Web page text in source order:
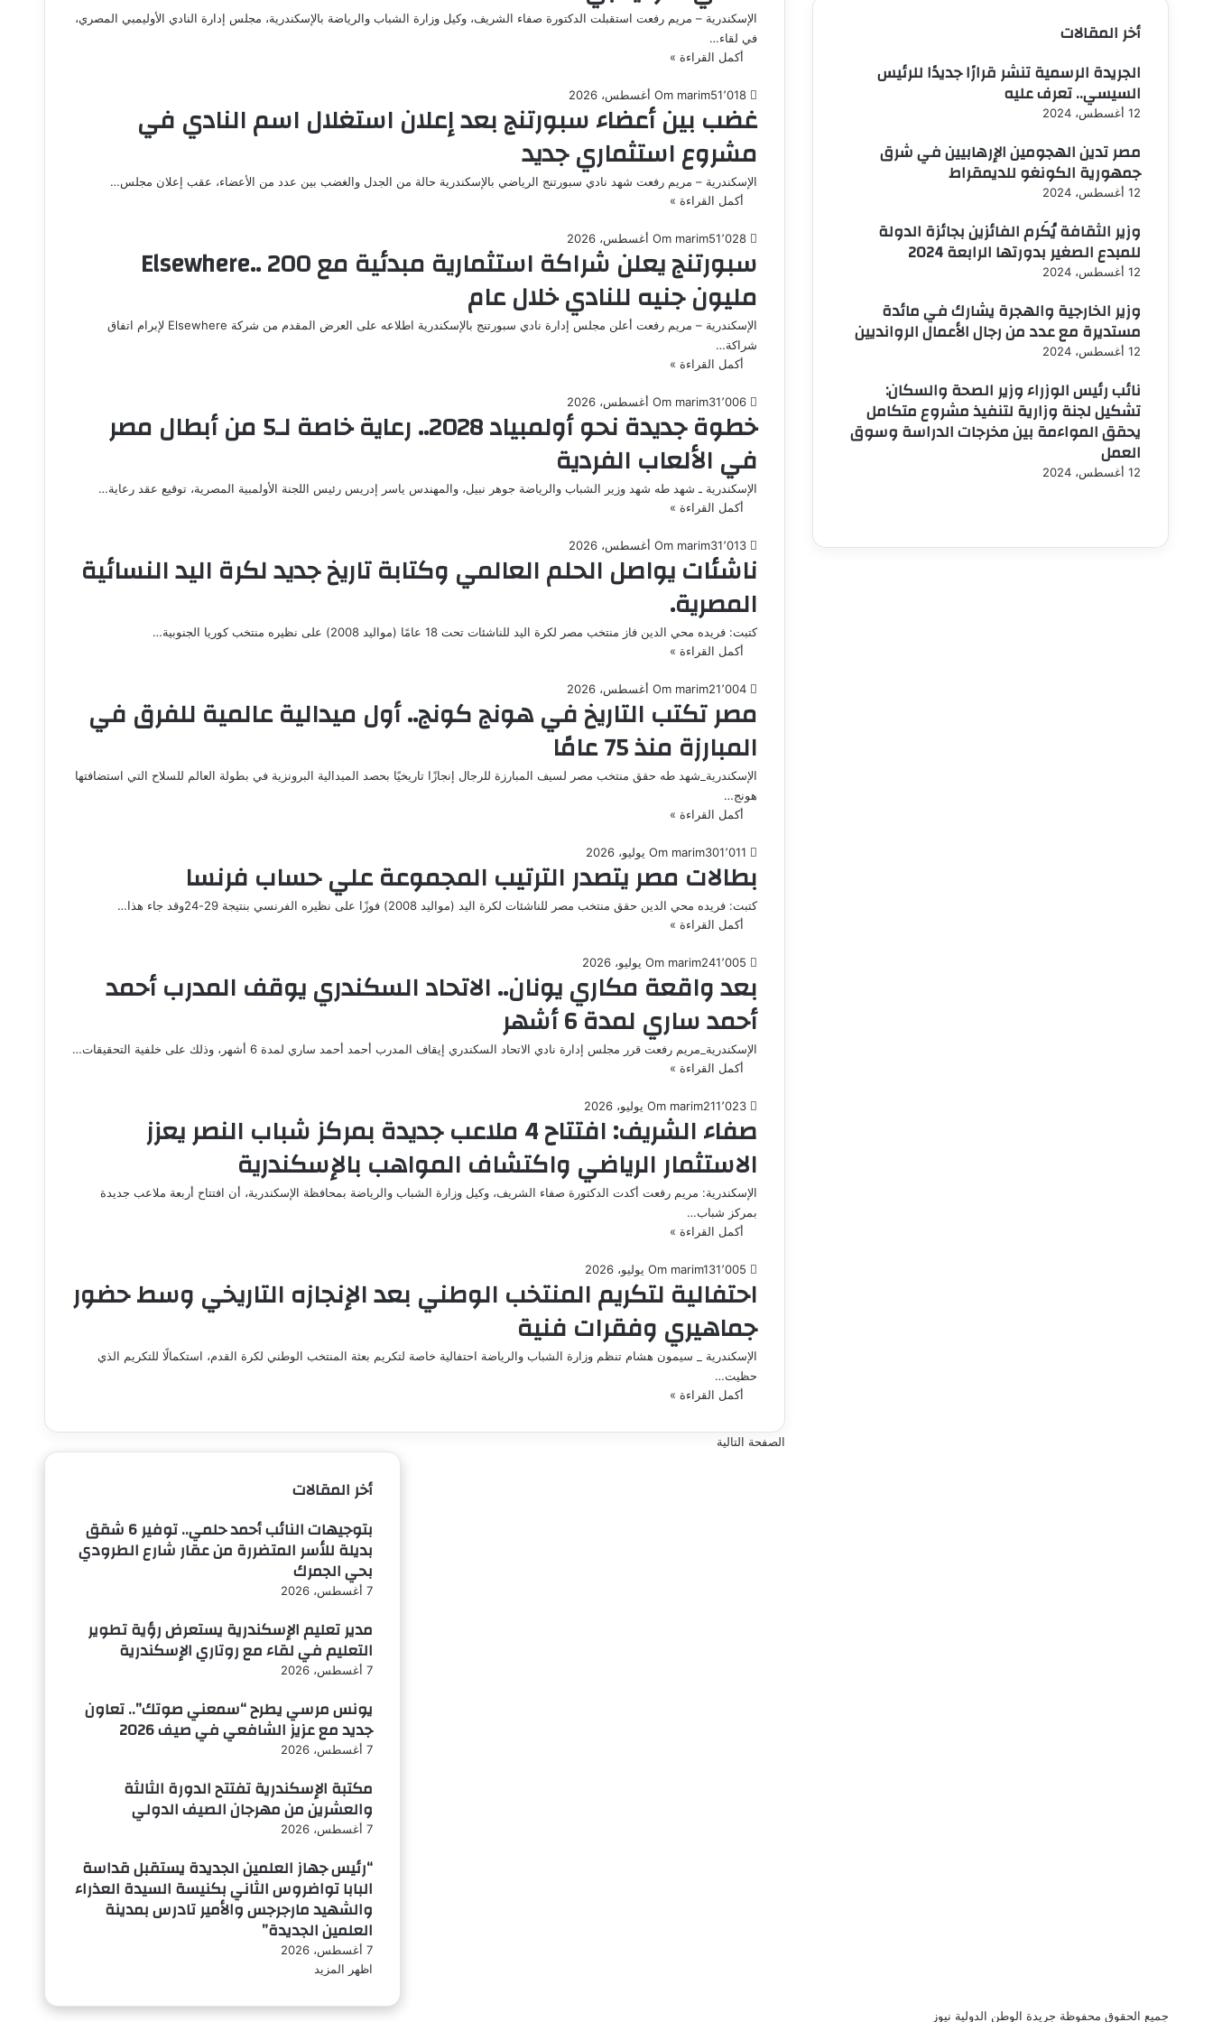
الإسكندرية – مريم رفعت استقبلت الدكتورة صفاء الشريف، وكيل وزارة الشباب والرياضة بالإسكندرية، مجلس إدارة النادي الأوليمبي المصري،
في لقاء…
أكمل القراءة »
Om marim5 أغسطس، 2026 1٬018
غضب بين أعضاء سبورتنج بعد إعلان استغلال اسم النادي في
مشروع استثماري جديد
الإسكندرية – مريم رفعت شهد نادي سبورتنج الرياضي بالإسكندرية حالة من الجدل والغضب بين عدد من الأعضاء، عقب إعلان مجلس…
أكمل القراءة »
Om marim5 أغسطس، 2026 1٬028
سبورتنج يعلن شراكة استثمارية مبدئية مع Elsewhere.. 200
مليون جنيه للنادي خلال عام
الإسكندرية – مريم رفعت أعلن مجلس إدارة نادي سبورتنج بالإسكندرية اطلاعه على العرض المقدم من شركة Elsewhere لإبرام اتفاق
شراكة…
أكمل القراءة »
Om marim3 أغسطس، 2026 1٬006
خطوة جديدة نحو أولمبياد 2028.. رعاية خاصة لـ5 من أبطال مصر
في الألعاب الفردية
الإسكندرية ـ شهد طه شهد وزير الشباب والرياضة جوهر نبيل، والمهندس ياسر إدريس رئيس اللجنة الأولمبية المصرية، توقيع عقد رعاية…
أكمل القراءة »
Om marim3 أغسطس، 2026 1٬013
ناشئات يواصل الحلم العالمي وكتابة تاريخ جديد لكرة اليد النسائية
المصرية.
كتبت: فريده محي الدين فاز منتخب مصر لكرة اليد للناشئات تحت 18 عامًا (مواليد 2008) على نظيره منتخب كوريا الجنوبية…
أكمل القراءة »
Om marim2 أغسطس، 2026 1٬004
مصر تكتب التاريخ في هونج كونج.. أول ميدالية عالمية للفرق في
المبارزة منذ 75 عامًا
الإسكندرية_شهد طه حقق منتخب مصر لسيف المبارزة للرجال إنجازًا تاريخيًا بحصد الميدالية البرونزية في بطولة العالم للسلاح التي استضافتها
هونج…
أكمل القراءة »
Om marim30 يوليو، 2026
بطالات مصر يتصدر الترتيب المجموعة علي حساب فرنسا
كتبت: فريده محي الدين حقق منتخب مصر للناشئات لكرة اليد (مواليد 2008) فوزًا على نظيره الفرنسي بنتيجة 29-24وقد جاء هذا…
أكمل القراءة »
Om marim24 يوليو، 2026
بعد واقعة مكاري يونان.. الاتحاد السكندري يوقف المدرب أحمد
أحمد ساري لمدة 6 أشهر
الإسكندرية_مريم رفعت قرر مجلس إدارة نادي الاتحاد السكندري إيقاف المدرب أحمد أحمد ساري لمدة 6 أشهر، وذلك على خلفية التحقيقات…
أكمل القراءة »
Om marim21 يوليو، 2026 1٬023
صفاء الشريف: افتتاح 4 ملاعب جديدة بمركز شباب النصر يعزز
الاستثمار الرياضي واكتشاف المواهب بالإسكندرية
الإسكندرية: مريم رفعت أكدت الدكتورة صفاء الشريف، وكيل وزارة الشباب والرياضة بمحافظة الإسكندرية، أن افتتاح أربعة ملاعب جديدة
بمركز شباب…
أكمل القراءة »
Om marim13 يوليو، 2026
احتفالية لتكريم المنتخب الوطني بعد الإنجازه التاريخي وسط حضور
جماهيري وفقرات فنية
الإسكندرية _ سيمون هشام تنظم وزارة الشباب والرياضة احتفالية خاصة لتكريم بعثة المنتخب الوطني لكرة القدم، استكمالًا للتكريم الذي
حظيت…
أكمل القراءة »
الصفحة التالية
أخر المقالات
الجريدة الرسمية تنشر قرارًا جديدًا للرئيس
السيسي.. تعرف عليه
12 أغسطس، 2024
مصر تدين الهجومين الإرهابيين في شرق
جمهورية الكونغو للديمقراط
12 أغسطس، 2024
وزير الثقافة يُكَرم الفائزين بجائزة الدولة
للمبدع الصغير بدورتها الرابعة 2024
12 أغسطس، 2024
وزير الخارجية والهجرة يشارك في مائدة
مستديرة مع عدد من رجال الأعمال الروانديين
12 أغسطس، 2024
نائب رئيس الوزراء وزير الصحة والسكان:
تشكيل لجنة وزارية لتنفيذ مشروع متكامل
يحقق المواءمة بين مخرجات الدراسة وسوق
العمل
12 أغسطس، 2024
ف
ص
أخر المقالات
بتوجيهات النائب أحمد حلمي.. توفير 6 شقق
بديلة للأسر المتضررة من عقار شارع الطرودي
بحي الجمرك
7 أغسطس، 2026
مدير تعليم الإسكندرية يستعرض رؤية تطوير
التعليم في لقاء مع روتاري الإسكندرية
7 أغسطس، 2026
يونس مرسي يطرح “سمعني صوتك”.. تعاون
جديد مع عزيز الشافعي في صيف 2026
7 أغسطس، 2026
مكتبة الإسكندرية تفتتح الدورة الثالثة
والعشرين من مهرجان الصيف الدولي
7 أغسطس، 2026
“رئيس جهاز العلمين الجديدة يستقبل قداسة
البابا تواضروس الثاني بكنيسة السيدة العذراء
والشهيد مارجرجس والأمير تادرس بمدينة
العلمين الجديدة”
7 أغسطس، 2026
اظهر المزيد
جميع الحقوق محفوظة جريدة الوطن الدولية نيوز